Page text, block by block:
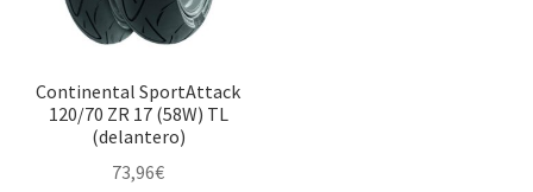
Continental SportAttack
120/70 ZR 17 (58W) TL
(delantero)
73,96€